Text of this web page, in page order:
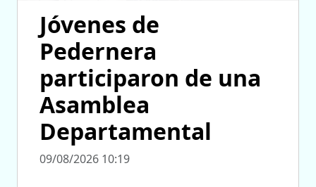
Jóvenes de
Pedernera
participaron de una
Asamblea
Departamental
09/08/2026 10:19